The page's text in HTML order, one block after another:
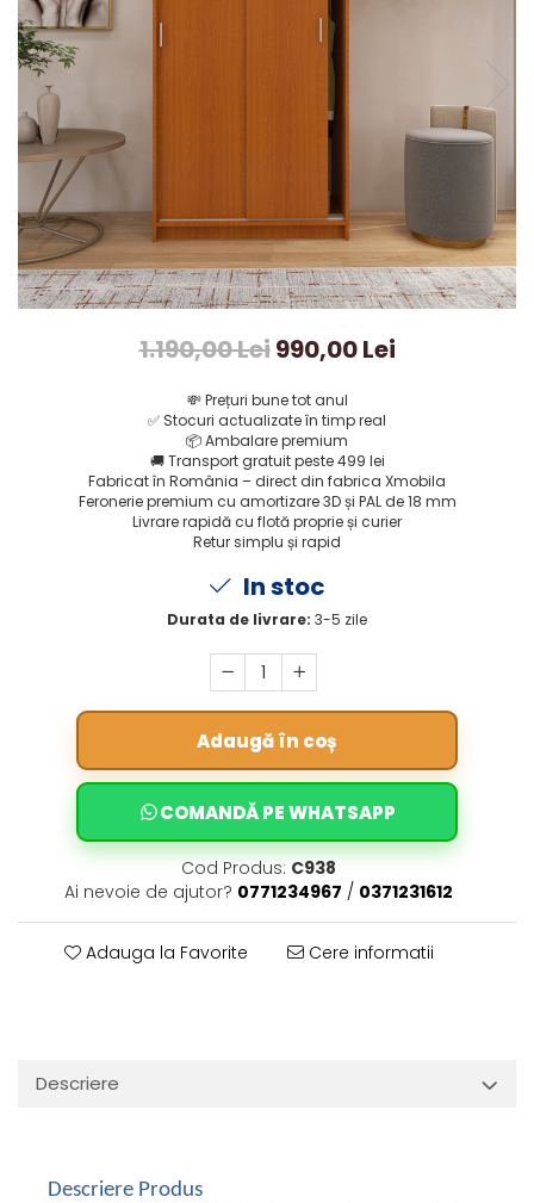
1.190,00 Lei990,00 Lei
💸 Prețuri bune tot anul
✅ Stocuri actualizate în timp real
📦Ambalare premium
🚚 Transport gratuit peste 499 lei
Fabricat în România – direct din fabrica Xmobila
Feronerie premium cu amortizare 3D și PAL de 18 mm
Livrare rapidă cu flotă proprie și curier
Retur simplu și rapid
In stoc
Durata de livrare: 3-5 zile
Adaugă în coș
COMANDĂ PE WHATSAPP
Cod Produs: C938
Ai nevoie de ajutor? 0771234967 / 0371231612
Adauga la Favorite Cere informatii
Descriere
Descriere Produs